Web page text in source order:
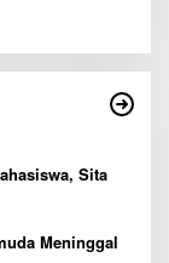
Sita
Meninggal